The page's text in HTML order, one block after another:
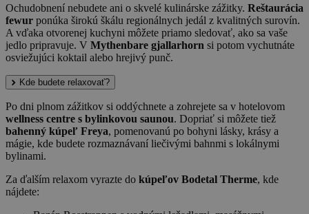
Ochudobnení nebudete ani o skvelé kulinárske zážitky. Reštaurácia
fewur ponúka širokú škálu regionálnych jedál z kvalitných surovín.
A vďaka otvorenej kuchyni môžete priamo sledovať, ako sa vaše
jedlo pripravuje. V Mythenbare gjallarhorn si potom vychutnáte
osviežujúci koktail alebo hrejivý punč.
Kde budete relaxovať?
Po dni plnom zážitkov si oddýchnete a zohrejete sa v hotelovom
wellness centre s bylinkovou saunou. Dopriať si môžete tiež
bahenný kúpeľ Freya, pomenovanú po bohyni lásky, krásy a
mágie, kde budete rozmaznávaní liečivými bahnmi s lokálnymi
bylinami.
Za ďalším relaxom vyrazte do kúpeľov Bodetal Therme, kde
nájdete: